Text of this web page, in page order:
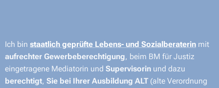
Ich bin staatlich geprüfte Lebens- und Sozialberaterin mit
aufrechter Gewerbeberechtigung, beim BM für Justiz
eingetragene Mediatorin und Supervisorin und dazu
berechtigt, Sie bei Ihrer Ausbildung ALT(alte Verordnung